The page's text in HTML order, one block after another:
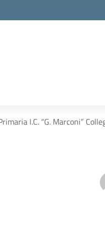
I.C. “G. Marconi”